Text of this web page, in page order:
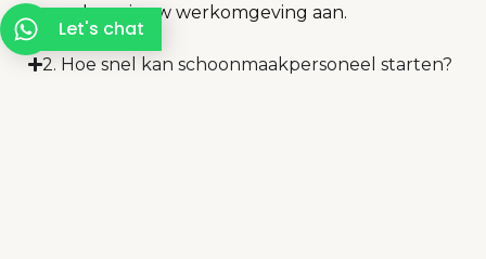
snel aan jouw werkomgeving aan.
2. Hoe snel kan schoonmaakpersoneel starten?
Let's chat